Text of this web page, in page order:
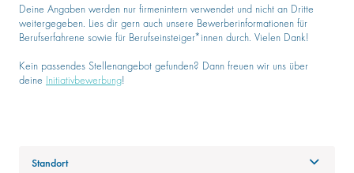
Deine Angaben werden nur firmenintern verwendet und nicht an Dritte
weitergegeben. Lies dir gern auch unsere Bewerberinformationen für
Berufserfahrene sowie für Berufseinsteiger*innen durch. Vielen Dank!
Kein passendes Stellenangebot gefunden? Dann freuen wir uns über
deine
Initiativbewerbung!
Standort